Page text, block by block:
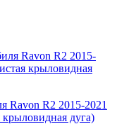
Ravon R2 2015-2021
крыловидная дуга)